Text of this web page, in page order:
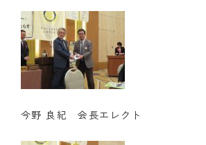
今野 良紀 会長エレクト